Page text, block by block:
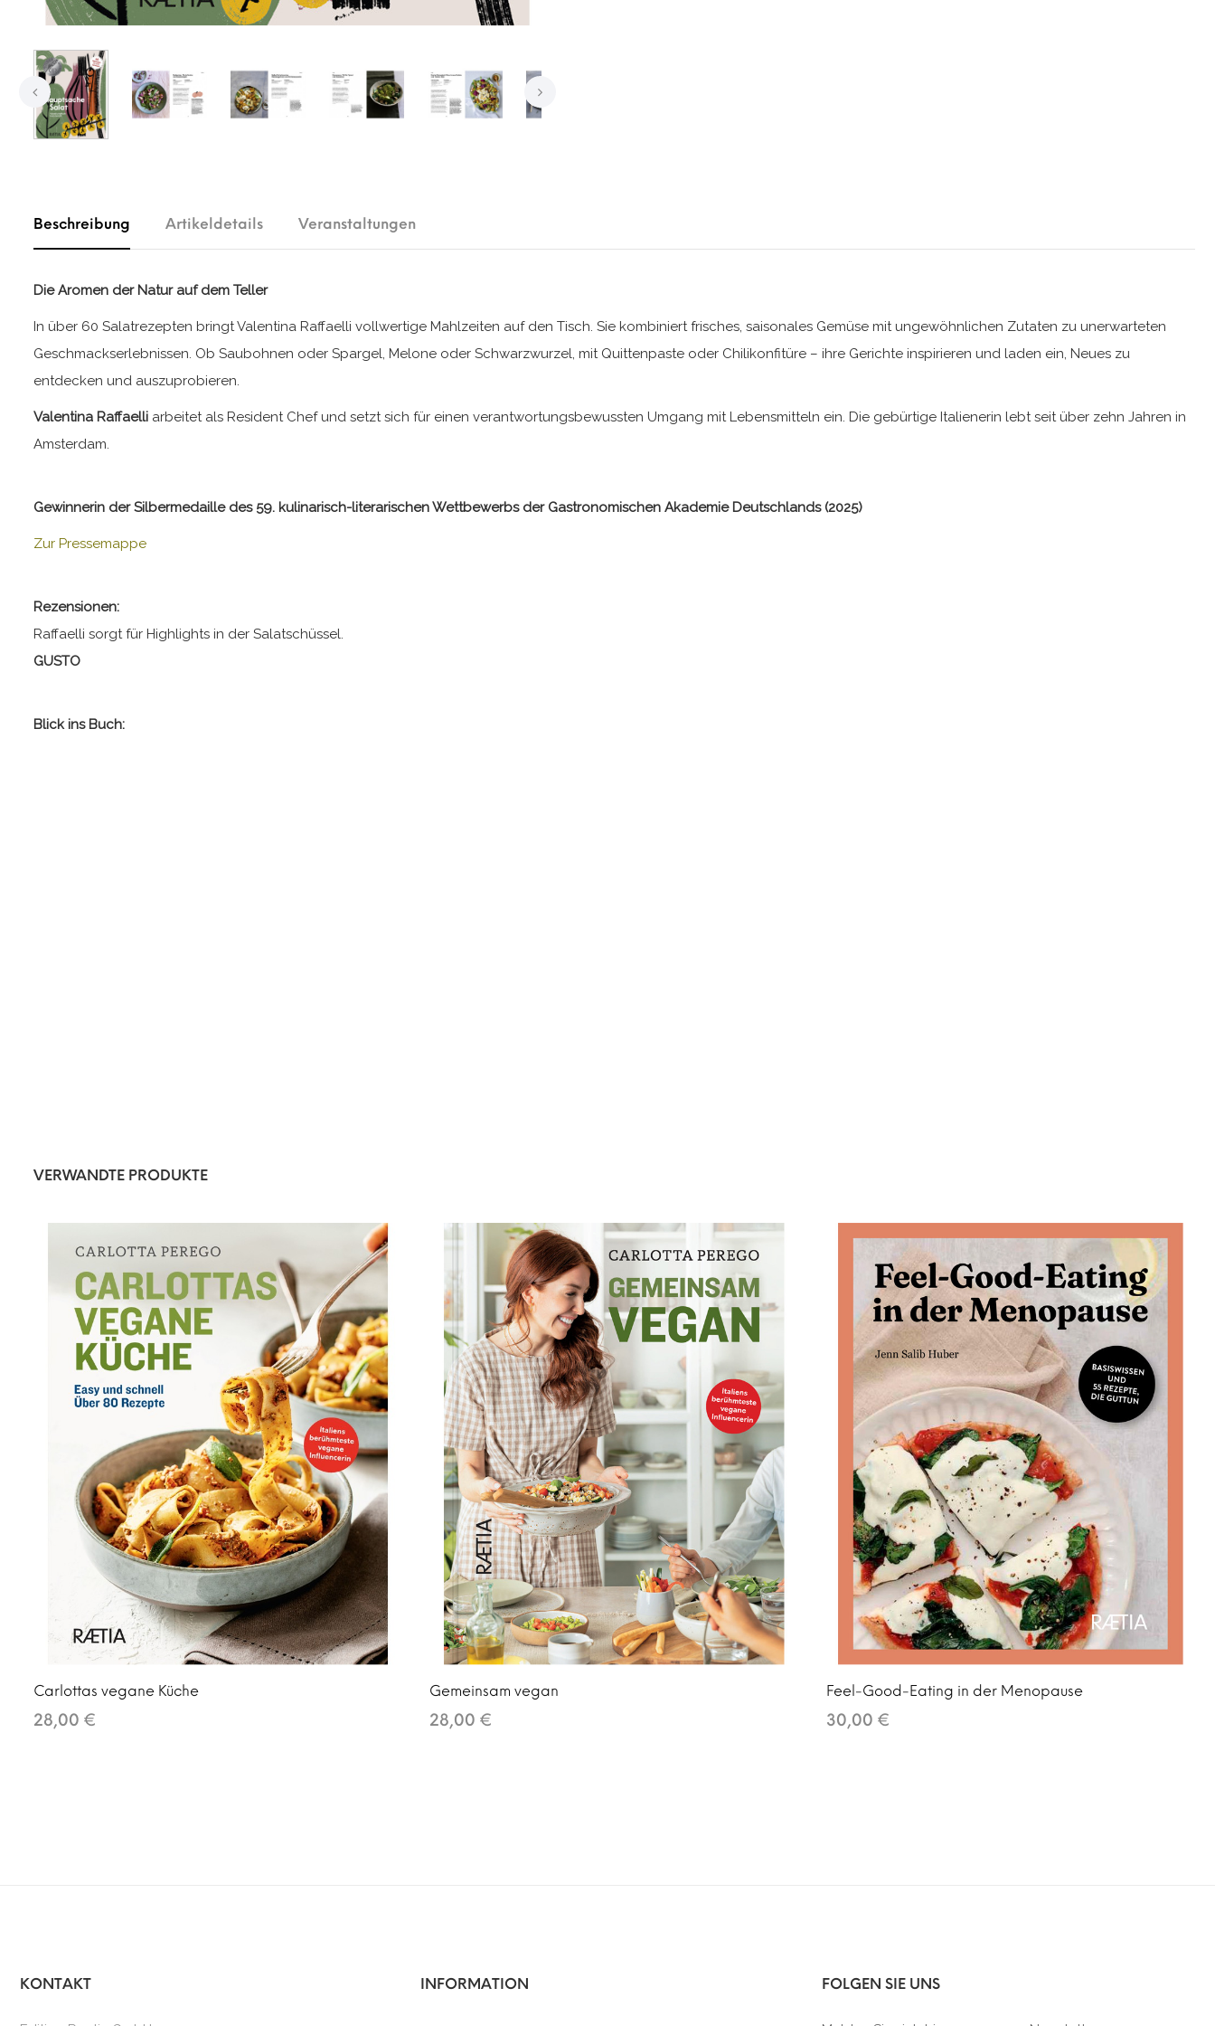
Beschreibung Artikeldetails Veranstaltungen
Die Aromen der Natur auf dem Teller
In über 60 Salatrezepten bringt Valentina Raffaelli vollwertige Mahlzeiten auf den Tisch. Sie kombiniert frisches, saisonales Gemüse mit ungewöhnlichen Zutaten zu unerwarteten
Geschmackserlebnissen. Ob Saubohnen oder Spargel, Melone oder Schwarzwurzel, mit Quittenpaste oder Chilikonfitüre – ihre Gerichte inspirieren und laden ein, Neues zu
entdecken und auszuprobieren.
Valentina Raffaelli arbeitet als Resident Chef und setzt sich für einen verantwortungsbewussten Umgang mit Lebensmitteln ein. Die gebürtige Italienerin lebt seit über zehn Jahren in
Amsterdam.
Gewinnerin der Silbermedaille des 59. kulinarisch-literarischen Wettbewerbs der Gastronomischen Akademie Deutschlands (2025)
Zur Pressemappe
Rezensionen:
Raffaelli sorgt für Highlights in der Salatschüssel.
GUSTO
Blick ins Buch:
VERWANDTE PRODUKTE
Carlottas vegane Küche
28,00 €
Gemeinsam vegan
28,00 €
Feel-Good-Eating in der Menopause
30,00 €
KONTAKT INFORMATION FOLGEN SIE UNS